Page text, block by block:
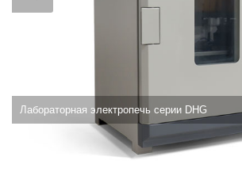
Лабораторная электропечь серии DHG